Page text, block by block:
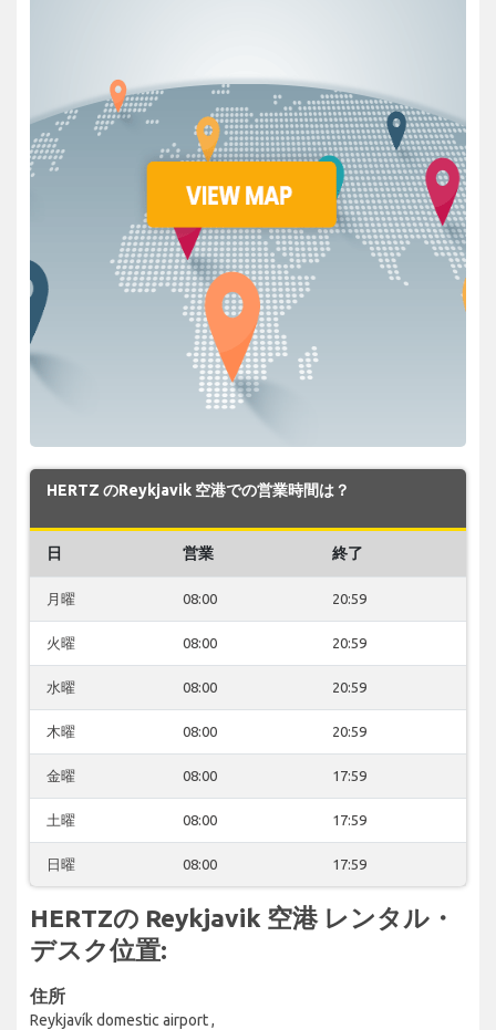
HERTZ のReykjavik 空港での営業時間は？
日 営業 終了
月曜 08:00 20:59
火曜 08:00 20:59
水曜 08:00 20:59
木曜 08:00 20:59
金曜 08:00 17:59
土曜 08:00 17:59
日曜 08:00 17:59
HERTZの Reykjavik 空港 レンタル・
デスク位置:
住所
Reykjavík domestic airport ,